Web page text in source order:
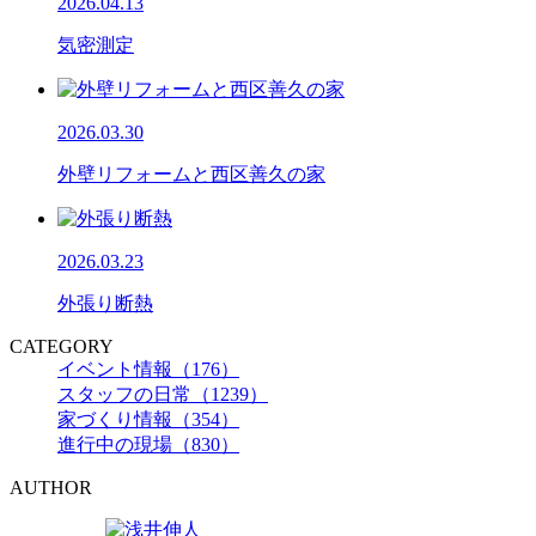
気密測定
2026.03.30
外壁リフォームと西区善久の家
2026.03.23
外張り断熱
CATEGORY
イベント情報（176）
スタッフの日常（1239）
家づくり情報（354）
進行中の現場（830）
AUTHOR